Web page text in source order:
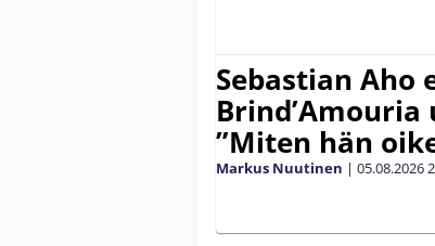
Sebastian Aho
Brind’Amouria
”Miten hän
Markus Nuutinen | 05.08.2026